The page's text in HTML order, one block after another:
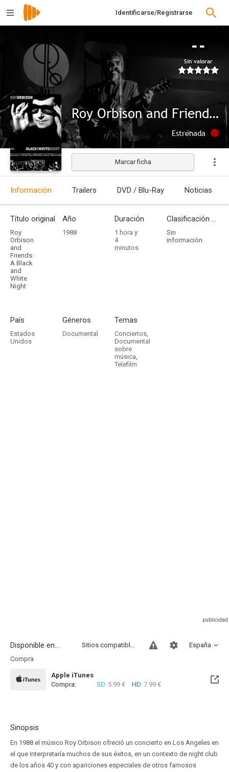
Identificarse/Registrarse
--
Sin valorar
Roy Orbison and Friends: A Black and White Night
Estrenada
Marcar ficha
Información Trailers DVD / Blu-Ray Noticias
Título original
Roy
Orbison
and
Friends:
A Black
and
White
Night
Año
1988
Duración
1 hora y
4
minutos
Clasificación por edades
Sin
información
País
Estados
Unidos
Géneros
Documental
Temas
Conciertos,
Documental
sobre
música,
Telefilm
Disponible en... España
Sitios compatibles
Compra
Apple iTunes
Compra:
SD 5.99 € HD 7.99 €
Sinopsis
En 1988 el músico Roy Orbison ofreció un concierto en Los Angeles en
el que interpretaría muchos de sus éxitos, en un contexto de night club
de los años 40 y con apariciones especiales de otros famosos